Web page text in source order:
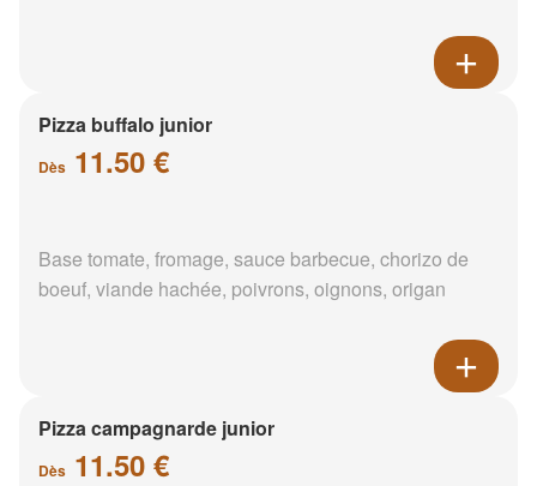
Pizza buffalo junior
Dès 11.50 €
Base tomate, fromage, sauce barbecue, chorizo de
boeuf, viande hachée, poivrons, oignons, origan
Pizza campagnarde junior
Dès 11.50 €